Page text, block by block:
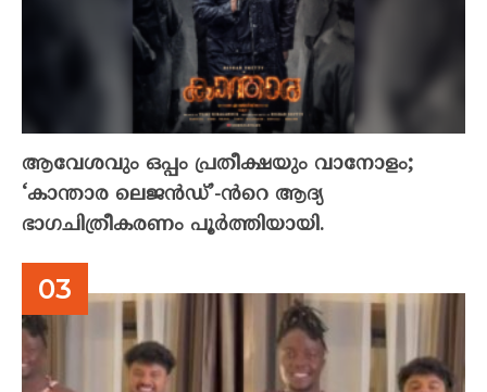
ആവേശവും ഒപ്പം പ്രതീക്ഷയും വാനോളം;
‘കാന്താര ലെജൻഡ്’-ൻറെ ആദ്യ
ഭാഗചിത്രീകരണം പൂർത്തിയായി.